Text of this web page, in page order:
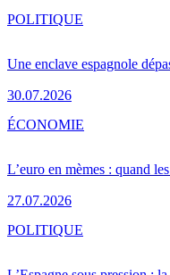
Une enclave espagnole
30.07.2026
POLITIQUE
L’euro en mèmes : quand
27.07.2026
ÉCONOMIE
POLITIQUE